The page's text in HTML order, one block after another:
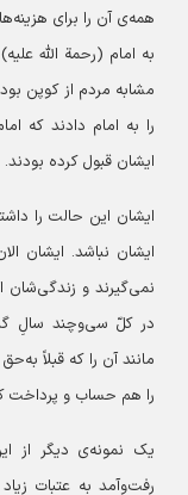
همه‌ی آن را برای
به امام (رحمة الله
مشابه مردم از کوپن
را به امام دادند که
ایشان قبول کرده بودند.
ایشان این حالت را
ایشان نباشد. ایشان
نمی‌گیرند و زندگی‌شان
در کلّ سی‌وچند سالِ
مانند آن را که قبلاً
را هم حساب و پرداخت
یک نمونه‌ی دیگر از
رفت‌وآمد به عتبات